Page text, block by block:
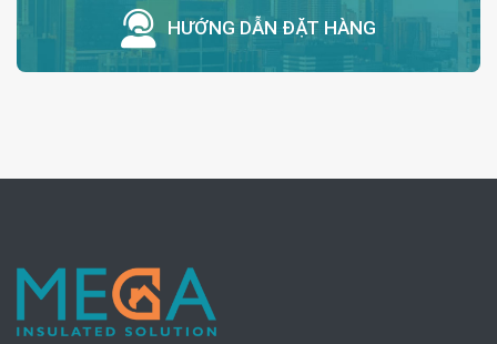
HƯỚNG DẪN ĐẶT HÀNG